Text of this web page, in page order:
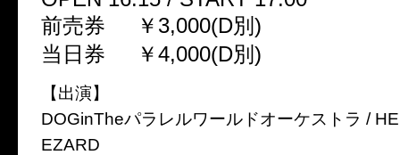
前売券 ￥3,000(D別)
当日券 ￥4,000(D別)
【出演】
DOGinTheパラレルワールドオーケストラ /
EZARD